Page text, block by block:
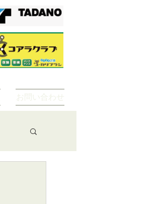
お問い合わせ